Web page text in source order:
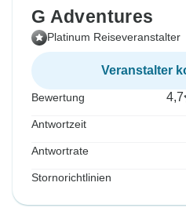
G Adventures
Platinum Reiseveranstalter
Veranstalter
Bewertung 4,7
Antwortzeit
Antwortrate
Stornorichtlinien